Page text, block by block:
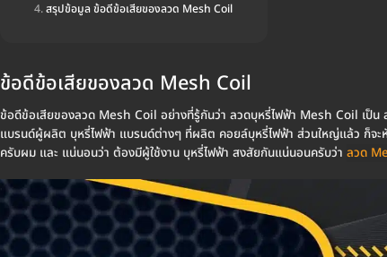
สรุปข้อมูล ข้อดีข้อเสียของลวด Mesh Coil
ข้อดีข้อเสียของลวด Mesh Coil
ข้อดีข้อเสียของลวด Mesh Coil อย่างที่รู้กันว่า ลวดบุหรี่ไฟฟ้า Mesh Coil เป็น
แบรนด์ผู้ผลิต บุหรี่ไฟฟ้า แบรนด์ต่างๆ ที่ผลิต คอยล์บุหรี่ไฟฟ้า ส่วนใหญ่แล้ว ก็จะ
ครับผม และ แน่นอนว่า ต้องมีผู้ใช้งาน บุหรี่ไฟฟ้า สงสัยกันแน่นอนครับว่า ลวด